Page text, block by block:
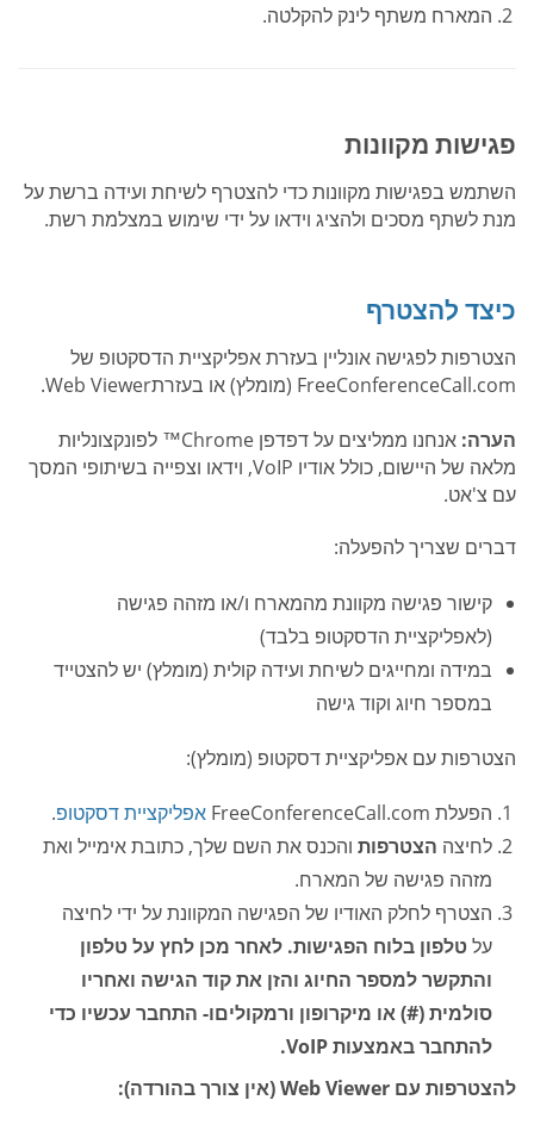
המארח משתף לינק להקלטה.
פגישות מקוונות
השתמש בפגישות מקוונות כדי להצטרף לשיחת ועידה ברשת על
מנת לשתף מסכים ולהציג וידאו על ידי שימוש במצלמת רשת.
כיצד להצטרף
הצטרפות לפגישה אונליין בעזרת אפליקציית הדסקטופ של
FreeConferenceCall.com (מומלץ) או בעזרתWeb Viewer.
הערה:
אנחנו ממליצים על דפדפן Chrome™ לפונקצונליות
מלאה של היישום, כולל אודיו VoIP, וידאו וצפייה בשיתופי המסך
עם צ'אט.
דברים שצריך להפעלה:
קישור פגישה מקוונת מהמארח ו/או מזהה פגישה
(לאפליקציית הדסקטופ בלבד)
במידה ומחייגים לשיחת ועידה קולית (מומלץ) יש להצטייד
במספר חיוג וקוד גישה
הצטרפות עם אפליקציית דסקטופ (מומלץ):
הפעלת FreeConferenceCall.com אפליקציית דסקטופ.
לחיצה הצטרפות והכנס את השם שלך, כתובת אימייל ואת
מזהה פגישה של המארח.
הצטרף לחלק האודיו של הפגישה המקוונת על ידי לחיצה
על טלפון בלוח הפגישות. לאחר מכן לחץ על טלפון
והתקשר למספר החיוג והזן את קוד הגישה ואחריו
סולמית (#)או מיקרופון ורמקוליםו- התחבר עכשיו כדי
להתחבר באמצעות VoIP.
להצטרפות עם Web Viewer (אין צורך בהורדה):